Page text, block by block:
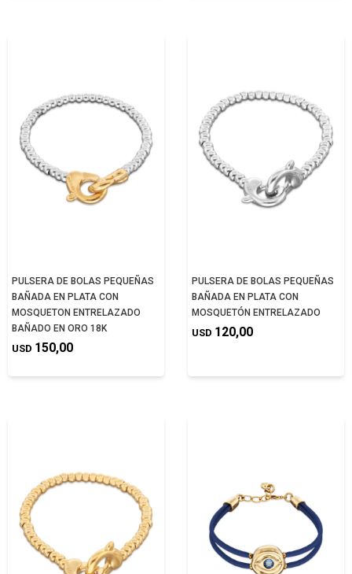
PULSERA DE BOLAS PEQUEÑAS
BAÑADA EN PLATA CON
MOSQUETON ENTRELAZADO
BAÑADO EN ORO 18K
USD 150,00
PULSERA DE BOLAS PEQUEÑAS
BAÑADA EN PLATA CON
MOSQUETÓN ENTRELAZADO
USD 120,00